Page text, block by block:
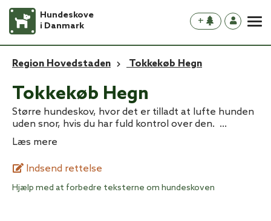
Hundeskove
i Danmark
+
Region Hovedstaden Tokkekøb Hegn
Tokkekøb Hegn
Større hundeskov, hvor det er tilladt at lufte hunden
uden snor, hvis du har fuld kontrol over den. ...
Læs mere
Indsend rettelse
Hjælp med at forbedre teksterne om hundeskoven